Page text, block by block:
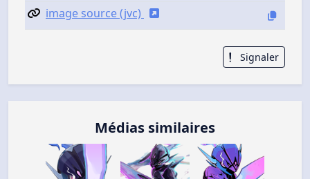
image source (jvc)
Signaler
Médias similaires